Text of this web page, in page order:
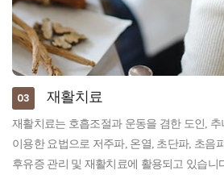
03 재활치료
재활치료는 호흡조절과 운동을 겸한 도인,
이용한 요법으로 저주파, 온열, 초단파, 초음
후유증 관리 및 재활치료에 활용되고 있습니